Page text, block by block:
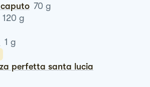
caputo 70 g
120 g
1 g